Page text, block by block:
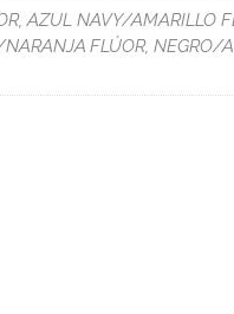
AZUL NAVY/AMARILLO
FLÚOR, NEGRO/